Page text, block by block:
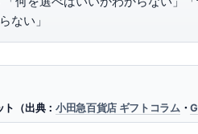
ない」
（出典： 小田急百貨店 ギフトコラム ・